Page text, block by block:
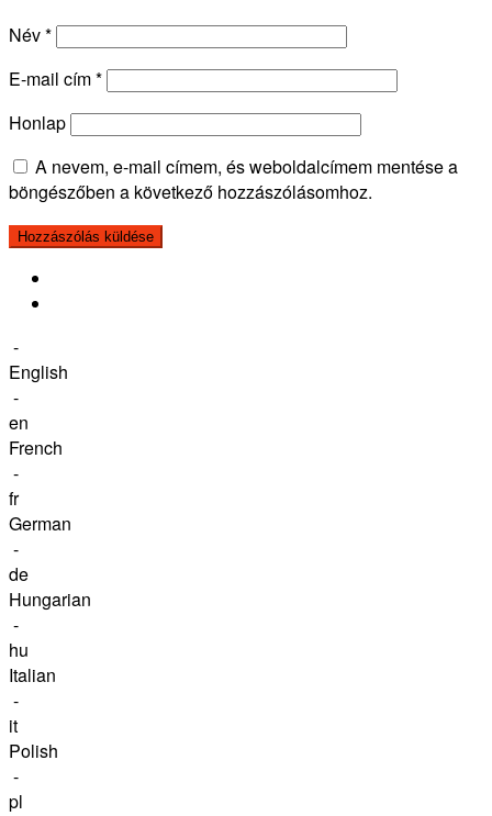
Név*
E-mail cím*
Honlap
A nevem, e-mail címem, és weboldalcímem mentése a
böngészőben a következő hozzászólásomhoz.
-
English
-
en
French
-
fr
German
-
de
Hungarian
-
hu
Italian
-
it
Polish
-
pl